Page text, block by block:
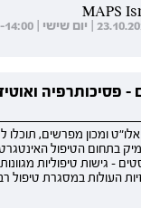
- פסיכותרפיה
ומכון מפרשים, תוכלו
בתחום הטיפול
- גישות טיפוליות
העולות במסגרת טיפול